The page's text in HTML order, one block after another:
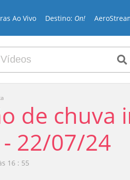
Ao Vivo Destino: On!
de chuva
- 22/07/24
16 : 55